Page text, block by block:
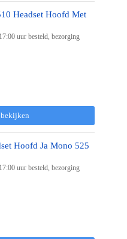
Headset Hoofd Met
uur besteld, bezorging
Hoofd Ja Mono 525
uur besteld, bezorging